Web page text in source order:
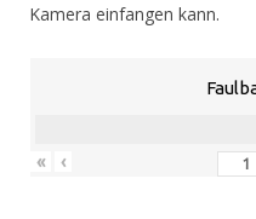
Kamera einfangen kann.
« ‹